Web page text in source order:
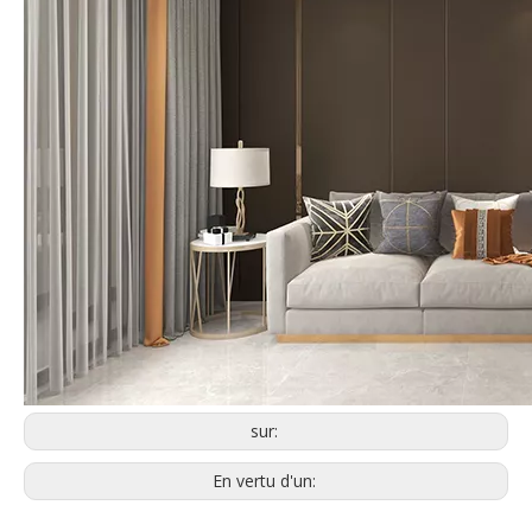
sur:
En vertu d'un: